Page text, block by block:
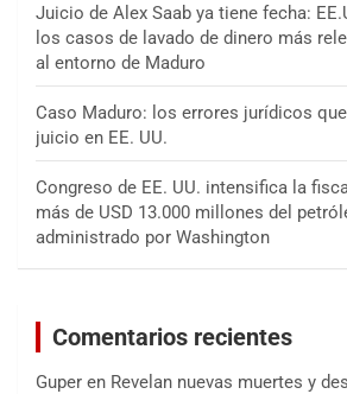
Juicio de Alex Saab ya tiene fecha:
los casos de lavado de dinero más
al entorno de Maduro
Caso Maduro: los errores jurídicos
juicio en EE. UU.
Congreso de EE. UU. intensifica la
más de USD 13.000 millones del
administrado por Washington
Comentarios recientes
Guper en Revelan nuevas muertes y